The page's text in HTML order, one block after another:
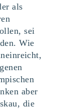
als
sei
Wie
aber
die